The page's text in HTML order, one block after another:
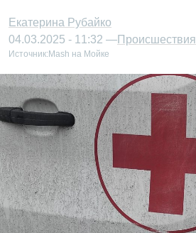
Екатерина Рубайко
04.03.2025 - 11:32 —Происшествия
Источник: Mash на Мойке